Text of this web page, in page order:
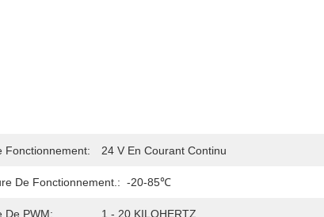
Fonctionnement: 24 V En Courant Continu
De Fonctionnement.: -20-85℃
De PWM: 1 - 20 KILOHERTZ